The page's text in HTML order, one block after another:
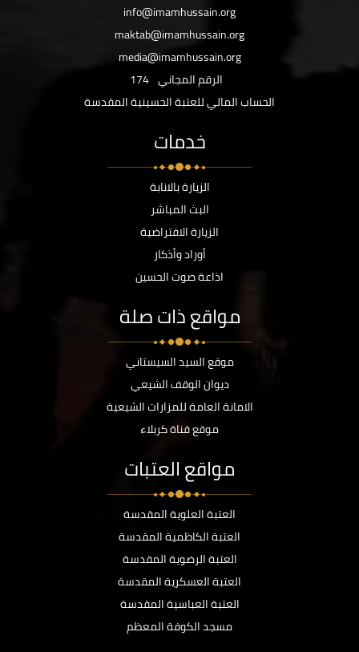
info@imamhussain.org
maktab@imamhussain.org
media@imamhussain.org
الرقم المجاني 174
الحساب المالي للعتبة الحسينية المقدسة
خدمات
الزيارة بالانابة
البث المباشر
الزيارة الافتراضية
أوراد وأذكار
اذاعة صوت الحسين
مواقع ذات صلة
موقع السيد السيستاني
ديوان الوقف الشيعي
الامانة العامة للمزارات الشيعية
موقع قناة كربلاء
مواقع العتبات
العتبة العلوية المقدسة
العتبة الكاظمية المقدسة
العتبة الرضوية المقدسة
العتبة العسكرية المقدسة
العتبة العباسية المقدسة
مسجد الكوفة المعظم